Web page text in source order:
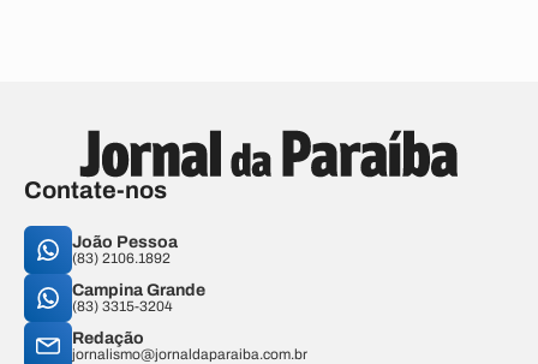
Contate-nos
João Pessoa
(83) 2106.1892
Campina Grande
(83) 3315-3204
Redação
jornalismo@jornaldaparaiba.com.br